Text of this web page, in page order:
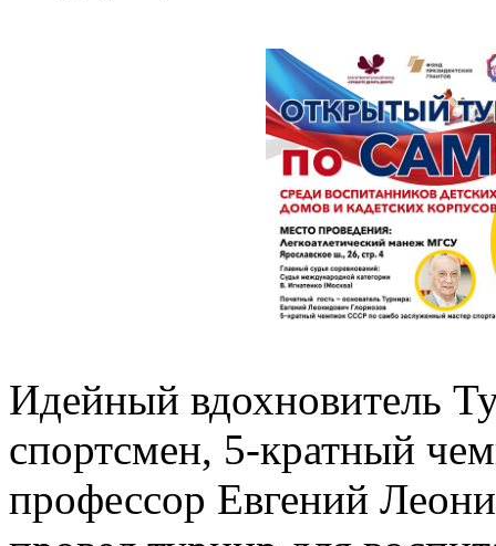
Идейный вдохновитель
спортсмен, 5-кратный
профессор Евгений